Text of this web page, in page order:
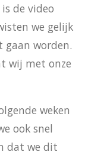
de video
we gelijk
worden.
wij met onze
weken
ook snel
dat we dit